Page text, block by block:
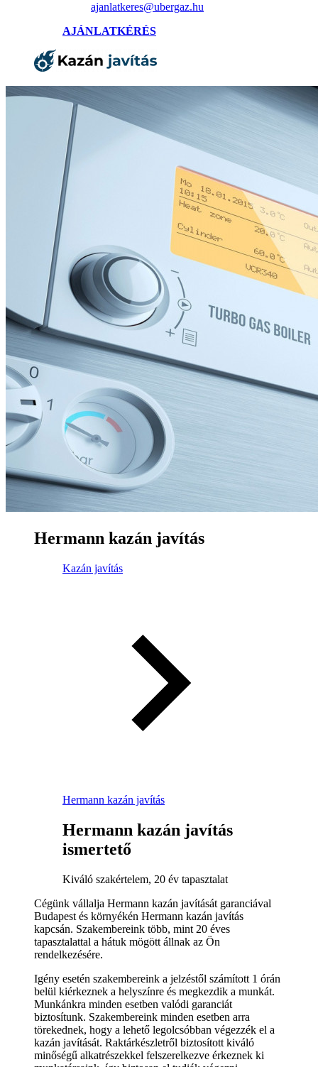
ajanlatkeres@ubergaz.hu
AJÁNLATKÉRÉS
Hermann kazán javítás
Kazán javítás
Hermann kazán javítás
Hermann kazán javítás
ismertető
Kiváló szakértelem, 20 év tapasztalat
Cégünk vállalja Hermann kazán javítását garanciával
Budapest és környékén Hermann kazán javítás
kapcsán. Szakembereink több, mint 20 éves
tapasztalattal a hátuk mögött állnak az Ön
rendelkezésére.
Igény esetén szakembereink a jelzéstől számított 1 órán
belül kiérkeznek a helyszínre és megkezdik a munkát.
Munkánkra minden esetben valódi garanciát
biztosítunk. Szakembereink minden esetben arra
törekednek, hogy a lehető legolcsóbban végezzék el a
kazán javítását. Raktárkészletről biztosított kiváló
minőségű alkatrészekkel felszerelkezve érkeznek ki